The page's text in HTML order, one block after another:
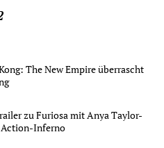
The New Empire überrascht
zu Furiosa mit Anya Taylor-
Action-Inferno